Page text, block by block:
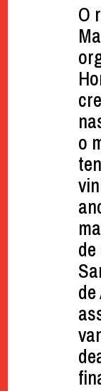
O
o